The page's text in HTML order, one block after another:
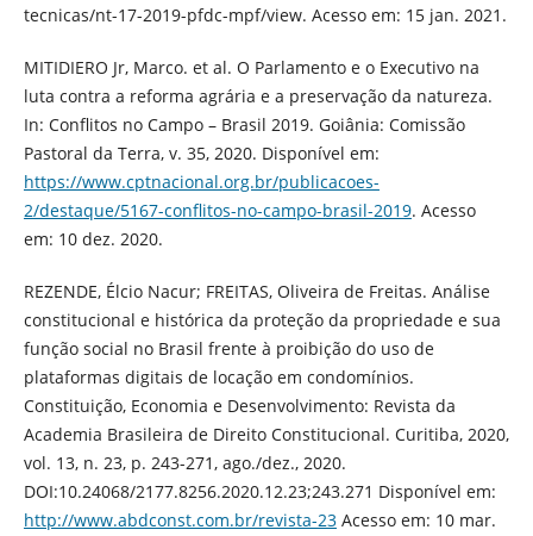
tecnicas/nt-17-2019-pfdc-mpf/view. Acesso em: 15 jan. 2021.
MITIDIERO Jr, Marco. et al. O Parlamento e o Executivo na
luta contra a reforma agrária e a preservação da natureza.
In: Conflitos no Campo – Brasil 2019. Goiânia: Comissão
Pastoral da Terra, v. 35, 2020. Disponível em:
https://www.cptnacional.org.br/publicacoes-
2/destaque/5167-conflitos-no-campo-brasil-2019. Acesso
em: 10 dez. 2020.
REZENDE, Élcio Nacur; FREITAS, Oliveira de Freitas. Análise
constitucional e histórica da proteção da propriedade e sua
função social no Brasil frente à proibição do uso de
plataformas digitais de locação em condomínios.
Constituição, Economia e Desenvolvimento: Revista da
Academia Brasileira de Direito Constitucional. Curitiba, 2020,
vol. 13, n. 23, p. 243-271, ago./dez., 2020.
DOI:10.24068/2177.8256.2020.12.23;243.271 Disponível em:
http://www.abdconst.com.br/revista-23Acesso em: 10 mar.